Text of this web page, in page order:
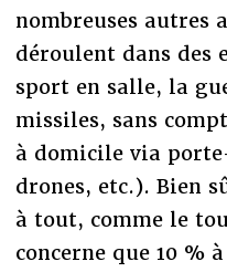
nombreuses autres
déroulent dans des
sport en salle, la
missiles, sans
à domicile via
drones, etc.). Bien
à tout, comme le
concerne que 10 %